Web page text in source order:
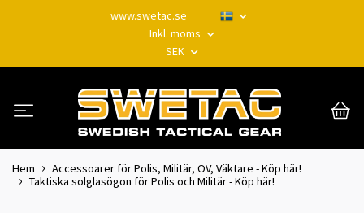
www.swetac.se
Inkl. moms
SEK
Hem
Accessoarer för Polis, Militär, OV, Väktare - Köp här!
Taktiska solglasögon för Polis och Militär - Köp här!